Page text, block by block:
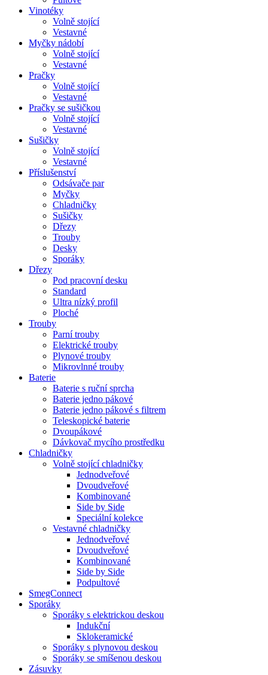
Vinotéky
Volně stojící
Vestavné
Myčky nádobí
Volně stojící
Vestavné
Pračky
Volně stojící
Vestavné
Pračky se sušičkou
Volně stojící
Vestavné
Sušičky
Volně stojící
Vestavné
Příslušenství
Odsávače par
Myčky
Chladničky
Sušičky
Dřezy
Trouby
Desky
Sporáky
Dřezy
Pod pracovní desku
Standard
Ultra nízký profil
Ploché
Trouby
Parní trouby
Elektrické trouby
Plynové trouby
Mikrovlnné trouby
Baterie
Baterie s ruční sprcha
Baterie jedno pákové
Baterie jedno pákové s filtrem
Teleskopické baterie
Dvoupákové
Dávkovač mycího prostředku
Chladničky
Volně stojící chladničky
Jednodveřové
Dvoudveřové
Kombinované
Side by Side
Speciální kolekce
Vestavné chladničky
Jednodveřové
Dvoudveřové
Kombinované
Side by Side
Podpultové
SmegConnect
Sporáky
Sporáky s elektrickou deskou
Indukční
Sklokeramické
Sporáky s plynovou deskou
Sporáky se smíšenou deskou
Zásuvky